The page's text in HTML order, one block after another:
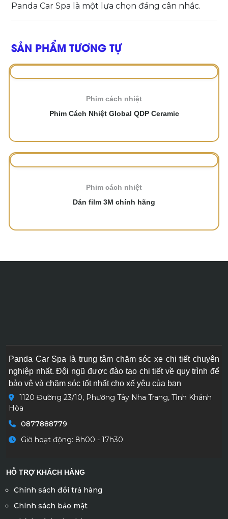
Panda Car Spa là một lựa chọn đáng cân nhắc.
SẢN PHẨM TƯƠNG TỰ
Phim cách nhiệt
Phim Cách Nhiệt Global QDP Ceramic
Phim cách nhiệt
Dán film 3M chính hãng
Panda Car Spa là trung tâm chăm sóc xe chi tiết chuyên
nghiệp nhất. Đội ngũ được đào tạo chi tiết về quy trình để
bảo vệ và chăm sóc tốt nhất cho xế yêu của bạn
1120 Đường 23/10, Phường Tây Nha Trang, Tỉnh Khánh
Hòa
0877888779
Giờ hoạt động: 8h00 - 17h30
HỖ TRỢ KHÁCH HÀNG
Chính sách đổi trả hàng
Chính sách bảo mật